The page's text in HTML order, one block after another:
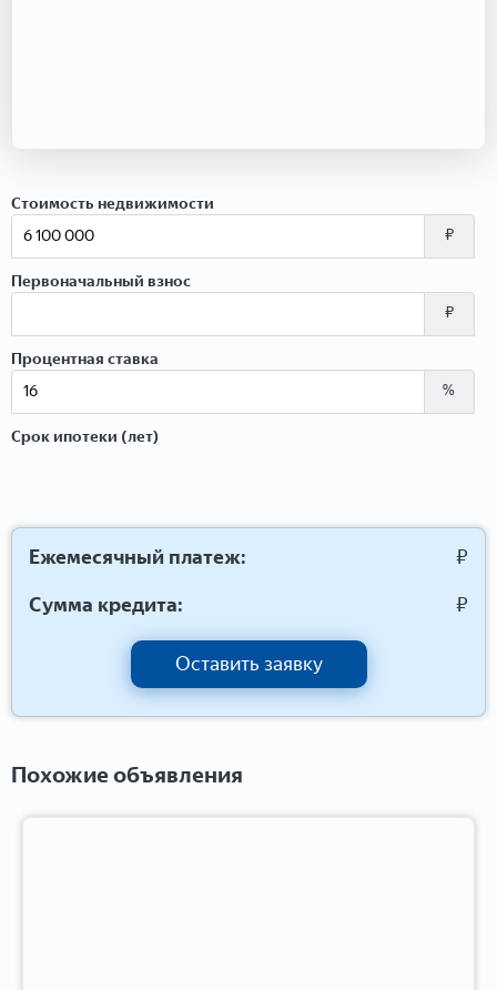
Стоимость недвижимости
₽
Первоначальный взнос
₽
Процентная ставка
%
Срок ипотеки (лет)
Ежемесячный платеж:
₽
Сумма кредита:
₽
Оставить заявку
Похожие объявления